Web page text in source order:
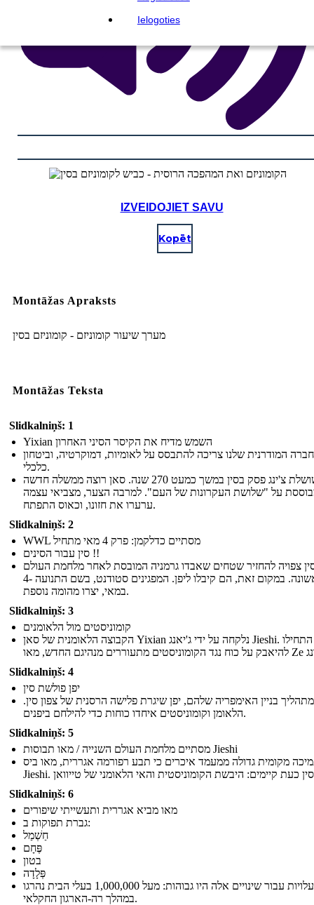
Ielogoties
IZVEIDOJIET SAVU
Kopēt
Montāžas Apraksts
מערך שיעור קומוניזם - קומוניזם בסין
Montāžas Teksta
Slidkalniņš: 1
Yixian השמש מדיח את הקיסר הסיני האחרון
המודרנית שלנו צריכה להתבסס על לאומיות, דמוקרטיה, וביטחון
כלכלי.
שושלת צ'ינג פסק בסין במשך כמעט 270 שנה. סאן רוצה ממשלה חדשה
על "שלושת העקרונות של העם". למרבה הצער, מצביאי עצמה
ערערו את חזונו, וכאוס התפתח.
Slidkalniņš: 2
WWL מסתיים כדלקמן: פרק 4 מאי מתחיל
סין עבור הסינים !!
צפויה להחזיר שטחים שאבדו גרמניה המובסת לאחר מלחמת העולם
הראשונה. במקום זאת, הם קיבלו ליפן. המפגינים סטודנט, בשם התנועה -4
במאי, יצרו מהומה נוספת.
Slidkalniņš: 3
קומוניסטים מול הלאומנים
הקבוצה הלאומנית של סאן Yixian נלקחה על ידי ג'יאנג Jieshi. הם התחילו
Slidkalniņš: 4
יפן פולשת סין
בניין האימפריה שלהם, יפן שיגרת פלישה הרסנית של צפון סין.
הלאומן וקומוניסטים איחדו כוחות כדי להילחם ביפנים.
Slidkalniņš: 5
מסתיים מלחמת העולם השנייה / מאו תבוסות Jieshi
מקומית גדולה ממעמד איכרים כי תבע רפורמה אגררית, מאו ביס
Slidkalniņš: 6
מאו מביא אגררית ותעשייתי שיפורים
גברת תפוקות ב:
חַשְׁמַל
פֶּחָם
בטון
פְּלָדָה
העלויות עבור שינויים אלה היו גבוהות: מעל 1,000,000 בעלי הבית נהרגו
במהלך רה-הארגון החקלאי.